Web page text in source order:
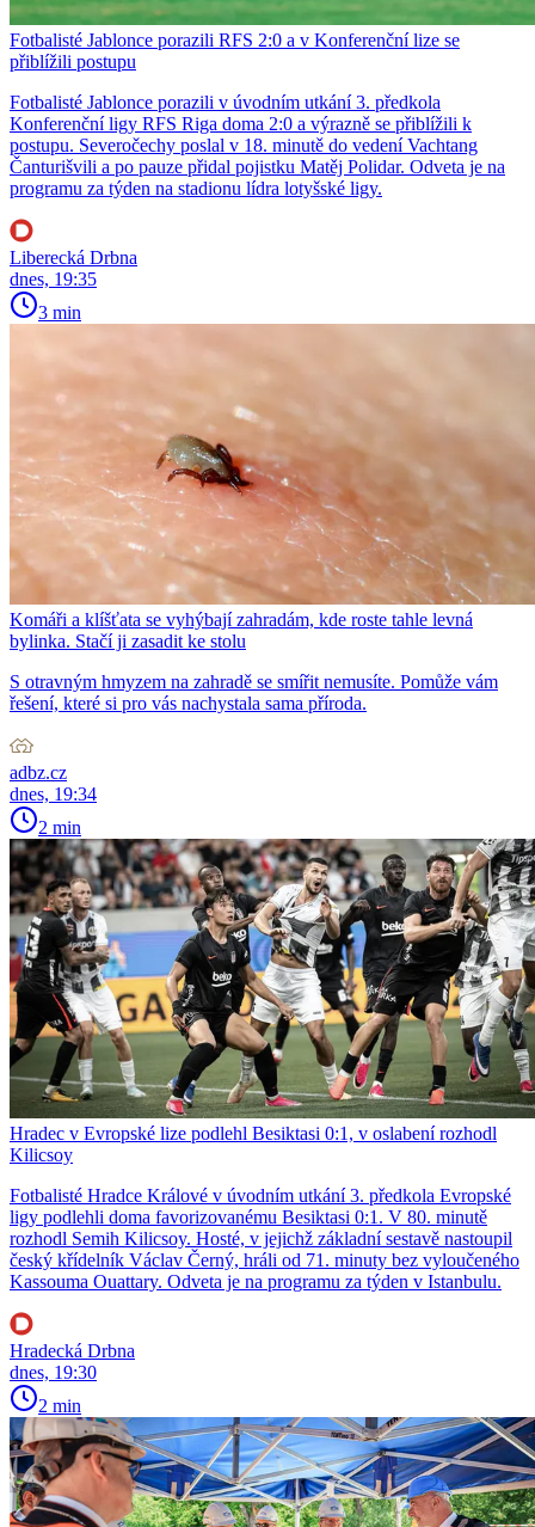
Fotbalisté Jablonce porazili RFS 2:0 a v Konferenční lize se
přiblížili postupu
Fotbalisté Jablonce porazili v úvodním utkání 3. předkola
Konferenční ligy RFS Riga doma 2:0 a výrazně se přiblížili k
postupu. Severočechy poslal v 18. minutě do vedení Vachtang
Čanturišvili a po pauze přidal pojistku Matěj Polidar. Odveta je na
programu za týden na stadionu lídra lotyšské ligy.
Liberecká Drbna
dnes, 19:35
3 min
Komáři a klíšťata se vyhýbají zahradám, kde roste tahle levná
bylinka. Stačí ji zasadit ke stolu
S otravným hmyzem na zahradě se smířit nemusíte. Pomůže vám
řešení, které si pro vás nachystala sama příroda.
adbz.cz
dnes, 19:34
2 min
Hradec v Evropské lize podlehl Besiktasi 0:1, v oslabení rozhodl
Kilicsoy
Fotbalisté Hradce Králové v úvodním utkání 3. předkola Evropské
ligy podlehli doma favorizovanému Besiktasi 0:1. V 80. minutě
rozhodl Semih Kilicsoy. Hosté, v jejichž základní sestavě nastoupil
český křídelník Václav Černý, hráli od 71. minuty bez vyloučeného
Kassouma Ouattary. Odveta je na programu za týden v Istanbulu.
Hradecká Drbna
dnes, 19:30
2 min